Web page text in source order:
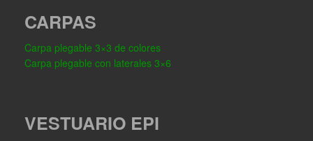
CARPAS
Carpa plegable 3×3 de colores
Carpa plegable con laterales 3×6
VESTUARIO EPI